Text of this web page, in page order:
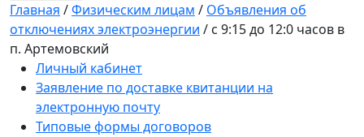
Главная /Физическим лицам / Объявления об
отключениях электроэнергии / с 9:15 до 12:0 часов в
п. Артемовский
Личный кабинет
Заявление по доставке квитанции на
электронную почту
Типовые формы договоров